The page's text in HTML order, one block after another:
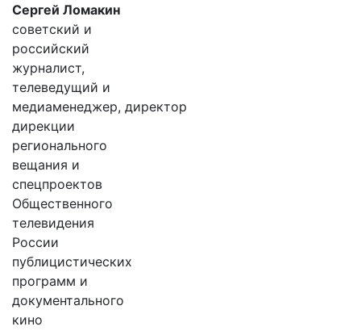
Сергей Ломакин
советский и
российский
журналист,
телеведущий и
медиаменеджер, директор
дирекции
регионального
вещания и
спецпроектов
Общественного
телевидения
России
публицистических
программ и
документального
кино